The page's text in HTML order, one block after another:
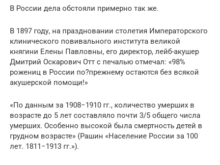
В России дела обстояли примерно так же.
В 1897 году, на праздновании столетия Императорского
клинического повивального института великой
княгини Елены Павловны, его директор, лейб-акушер
Дмитрий Оскарович Отт с печалью отмечал: «98%
рожениц в России по?прежнему остаются без всякой
акушерской помощи!»
«По данным за 1908−1910 гг., количество умерших в
возрасте до 5 лет составляло почти 3/5 общего числа
умерших. Особенно высокой была смертность детей в
грудном возрасте» (Рашин «Население России за 100
лет. 1811−1913 гг.»).